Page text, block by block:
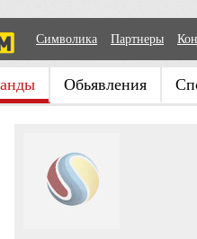
Символика Партнеры
Обьявления